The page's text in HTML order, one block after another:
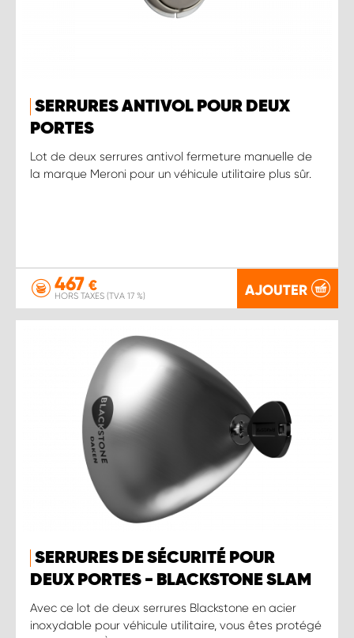
SERRURES ANTIVOL POUR DEUX
PORTES
Lot de deux serrures antivol fermeture manuelle de
la marque Meroni pour un véhicule utilitaire plus sûr.
467 €
HORS TAXES (TVA 17 %) AJOUTER
SERRURES DE SÉCURITÉ POUR
DEUX PORTES - BLACKSTONE SLAM
Avec ce lot de deux serrures Blackstone en acier
inoxydable pour véhicule utilitaire, vous êtes protégé